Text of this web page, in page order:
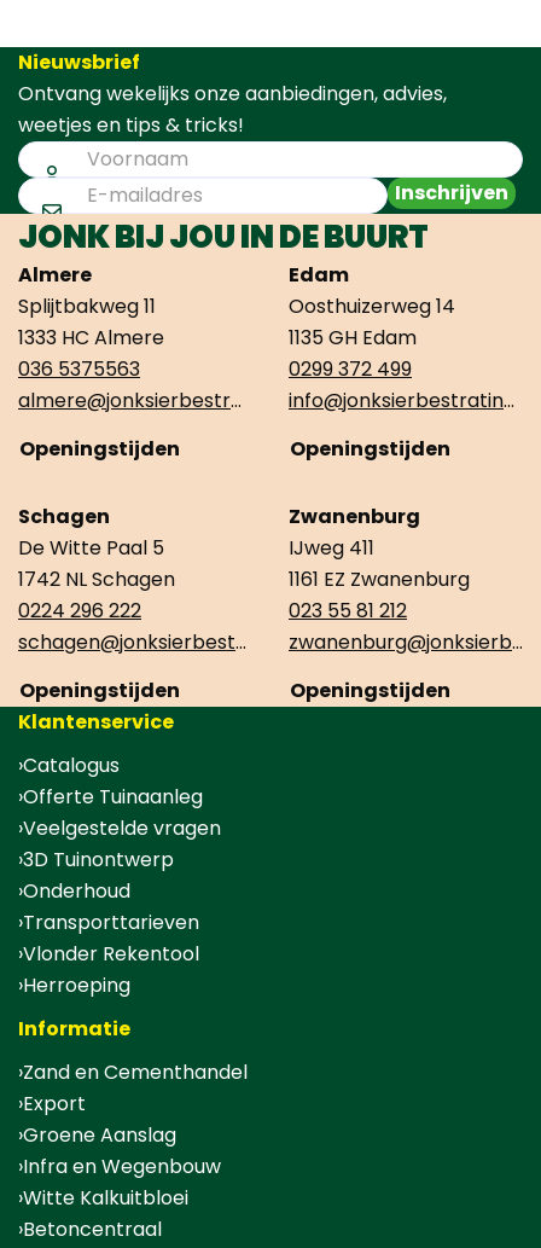
Nieuwsbrief
Ontvang wekelijks onze aanbiedingen, advies,
weetjes en tips & tricks!
Inschrijven
JONK BIJ JOU IN DE BUURT
Almere
Splijtbakweg 11
1333 HC Almere
036 5375563
almere@jonksierbestrating.nl
Openingstijden
Edam
Oosthuizerweg 14
1135 GH Edam
0299 372 499
info@jonksierbestrating.nl
Openingstijden
Schagen
De Witte Paal 5
1742 NL Schagen
0224 296 222
schagen@jonksierbestrating.nl
Openingstijden
Zwanenburg
IJweg 411
1161 EZ Zwanenburg
023 55 81 212
zwanenburg@jonksierbestrating.nl
Openingstijden
Klantenservice
Catalogus
Offerte Tuinaanleg
Veelgestelde vragen
3D Tuinontwerp
Onderhoud
Transporttarieven
Vlonder Rekentool
Herroeping
Informatie
Zand en Cementhandel
Export
Groene Aanslag
Infra en Wegenbouw
Witte Kalkuitbloei
Betoncentraal